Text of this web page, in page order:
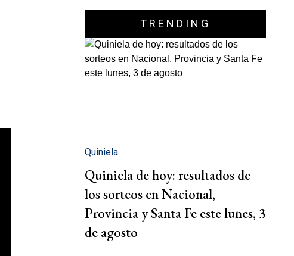
TRENDING
Quiniela
Quiniela de hoy: resultados de
los sorteos en Nacional,
Provincia y Santa Fe este lunes, 3
de agosto